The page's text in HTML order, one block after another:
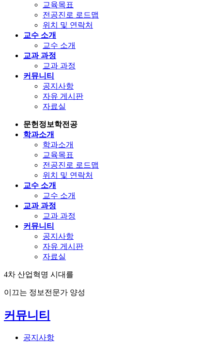
교육목표
전공진로 로드맵
위치 및 연락처
교수 소개
교수 소개
교과 과정
교과 과정
커뮤니티
공지사항
자유 게시판
자료실
문헌정보학전공
학과소개
학과소개
교육목표
전공진로 로드맵
위치 및 연락처
교수 소개
교수 소개
교과 과정
교과 과정
커뮤니티
공지사항
자유 게시판
자료실
4차 산업혁명 시대를
이끄는 정보전문가 양성
커뮤니티
공지사항